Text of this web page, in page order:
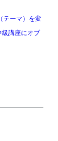
テーマ）を変
講座にオブ